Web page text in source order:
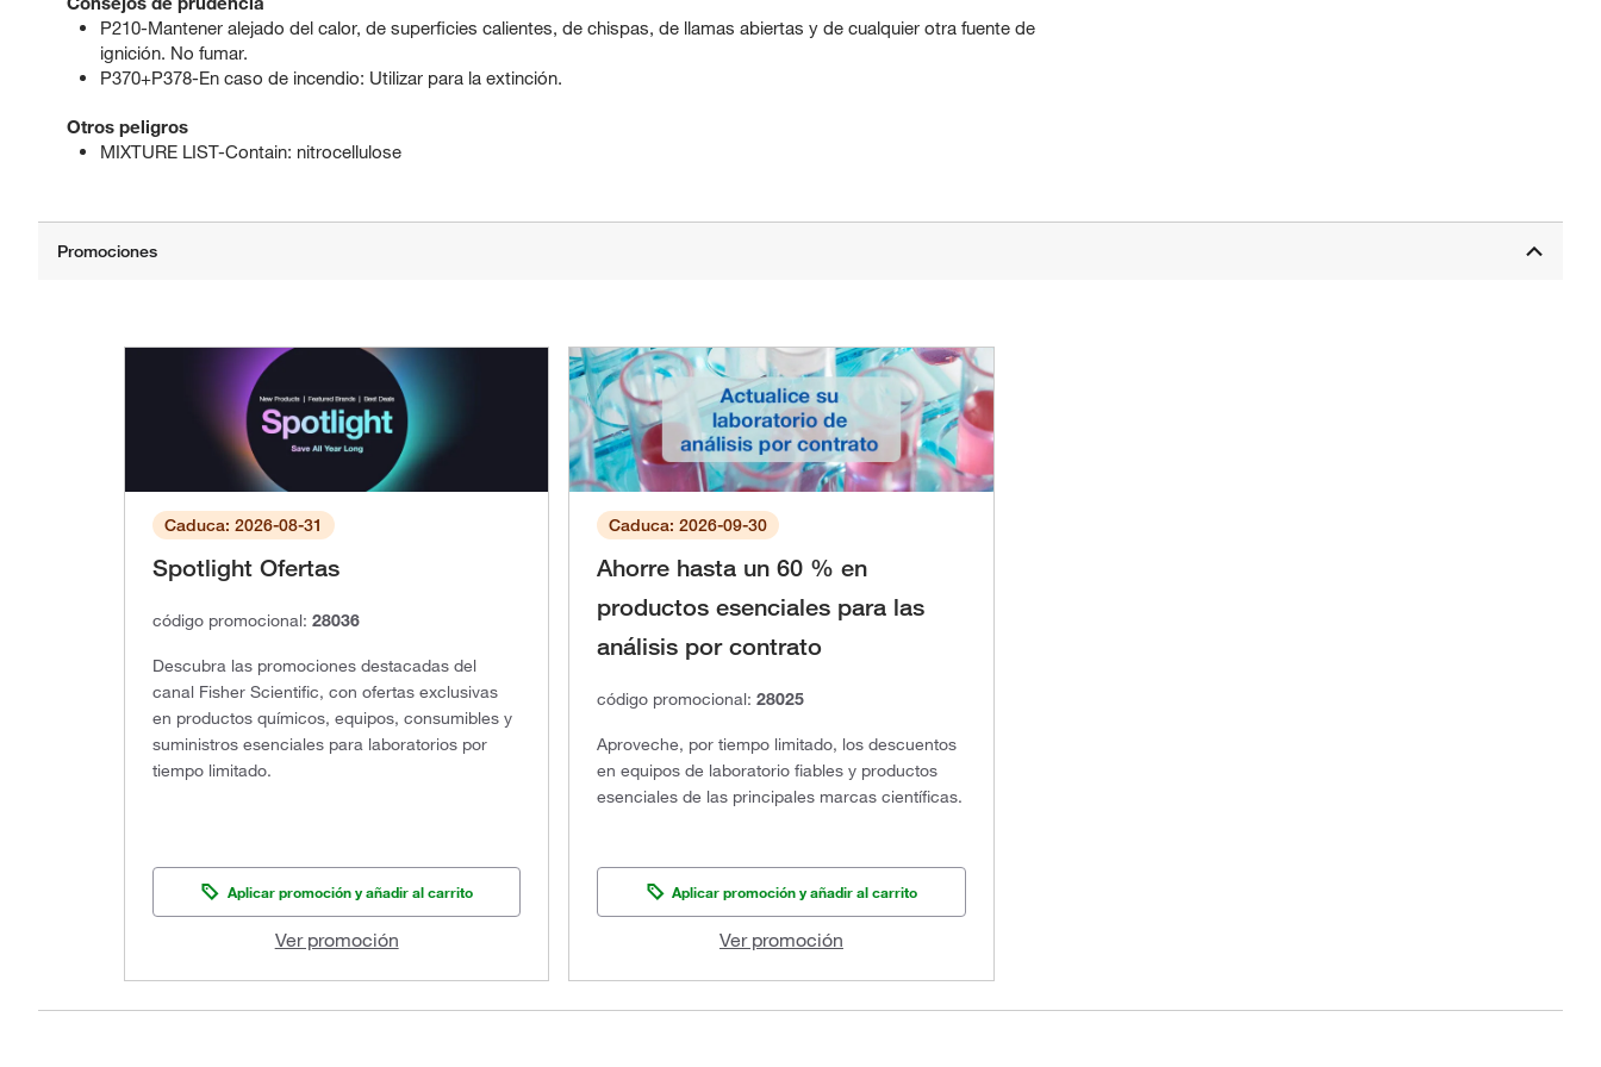
P210-Mantener alejado del calor, de superficies calientes, de chispas, de llamas abiertas y de cualquier otra fuente de
ignición. No fumar.
P370+P378-En caso de incendio: Utilizar para la extinción.
Otros peligros
MIXTURE LIST-Contain: nitrocellulose
Caduca: 2026-08-31
Spotlight Ofertas
código promocional: 28036
Descubra las promociones destacadas del
canal Fisher Scientific, con ofertas exclusivas
en productos químicos, equipos, consumibles y
suministros esenciales para laboratorios por
tiempo limitado.
Aplicar promoción y añadir al carrito
Ver promoción
Caduca: 2026-09-30
Ahorre hasta un 60 % en
productos esenciales para las
análisis por contrato
código promocional:28025
Aproveche, por tiempo limitado, los descuentos
en equipos de laboratorio fiables y productos
esenciales de las principales marcas científicas.
Aplicar promoción y añadir al carrito
Ver promoción